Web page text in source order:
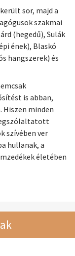
sor, majd a
szakmai
(hegedű), Sulák
ének), Blaskó
hangszerek) és
is abban,
Hiszen minden
szívében ver
hullanak, a
életében